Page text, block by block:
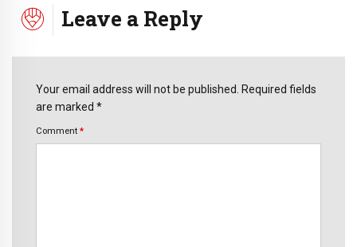
Leave a Reply
Your email address will not be published. Required fields
are marked *
Comment *